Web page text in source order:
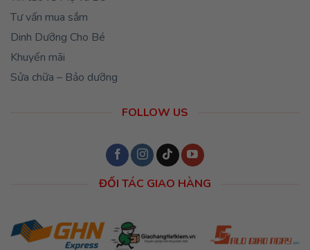
Tư vấn mua sắm
Dinh Dưỡng Cho Bé
Khuyến mãi
Sửa chữa – Bảo dưỡng
FOLLOW US
ĐỐI TÁC GIAO HÀNG